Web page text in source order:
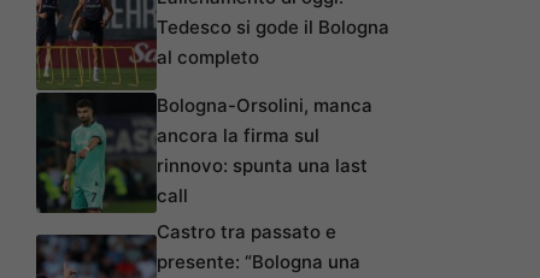
Tedesco si gode il Bologna
al completo
Bologna-Orsolini, manca
ancora la firma sul
rinnovo: spunta una last
call
Castro tra passato e
presente: “Bologna una